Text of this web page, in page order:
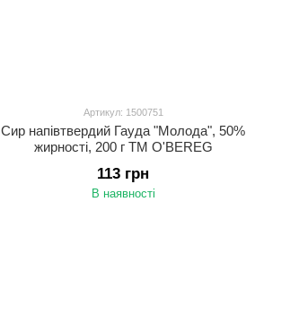
Артикул: 1500751
Сир напівтвердий Гауда "Молода", 50%
жирності, 200 г ТМ O'BEREG
113 грн
В наявності